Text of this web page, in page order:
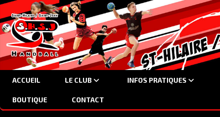
ACCUEIL LE CLUB INFOS PRATIQUES
BOUTIQUE CONTACT
Panneau de gestion des cookies